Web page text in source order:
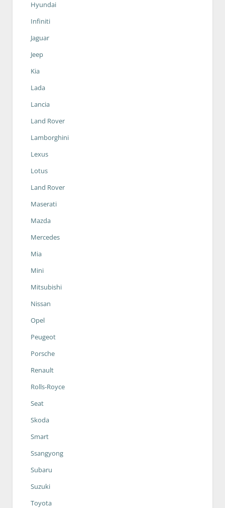
Hyundai
Infiniti
Jaguar
Jeep
Kia
Lada
Lancia
Land Rover
Lamborghini
Lexus
Lotus
Land Rover
Maserati
Mazda
Mercedes
Mia
Mini
Mitsubishi
Nissan
Opel
Peugeot
Porsche
Renault
Rolls-Royce
Seat
Skoda
Smart
Ssangyong
Subaru
Suzuki
Toyota